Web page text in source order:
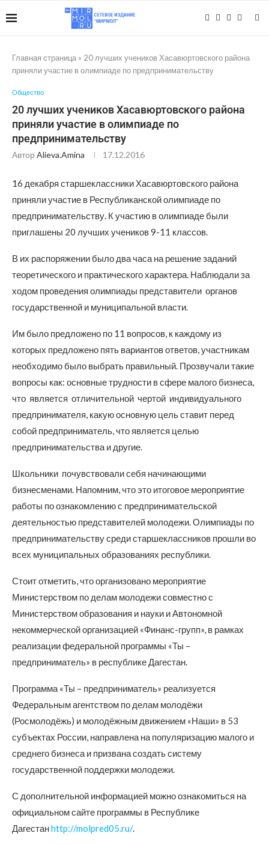
Главная страница » 20 лучших учеников Хасавюртовского района
приняли участие в олимпиаде по предпринимательству
Общество
20 лучших учеников Хасавюртовского района
приняли участие в олимпиаде по
предпринимательству
Автор Alieva.amina 17.12.2016
16 декабря старшеклассники Хасавюртовского района
приняли участие в Республиканской олимпиаде по
предпринимательству. К участию в олимпиаде были
приглашены 20 лучших учеников 9-11 классов.
В их распоряжении было два часа на решение заданий
теоретического и практического характера. Наблюдали за
ходом проведения олимпиады представители органов
государственной и муниципальной власти.
Им было предложено по 11 вопросов, к каждому из
которых предложено пять вариантов ответов, участникам
необходимо было выбрать правильный. Прозвучали такие
вопросы как: основные трудности в сфере малого бизнеса,
что является отличительной чертой индивидуального
предпринимателя, какую основную цель ставит перед
собой предприниматель, что является целью
предпринимательства и другие.
Школьники почувствовали себя начинающими
бизнесменами. Напомним, что это итоговое мероприятие
работы по ознакомлению с предпринимательской
деятельностью представителей молодежи. Олимпиады по
предпринимательству среди старшеклассников прошли во
всех муниципальных образованиях республики.
Стоит отметить, что организовано мероприятие
Министерством по делам молодежи совместно с
Министерством образования и науки и Автономной
некоммерческой организацией «Финанс-групп», в рамках
реализации федеральной программы «Ты –
предприниматель» в республике Дагестан.
Программа «Ты – предприниматель» реализуется
Федеральным агентством по делам молодёжи
(Росмолодёжь) и молодёжным движением «Наши» в 53
субъектах России, направлена на популяризацию малого и
среднего бизнеса и призвана создать систему
государственной поддержки молодежи.
С дополнительной информацией можно ознакомиться на
официальном сайте программы в Республике
Дагестанhttp://molpred05.ru/.